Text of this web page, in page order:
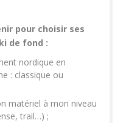
pour choisir ses
de fond :
nordique en
: classique ou
matériel à mon niveau
trail…) ;